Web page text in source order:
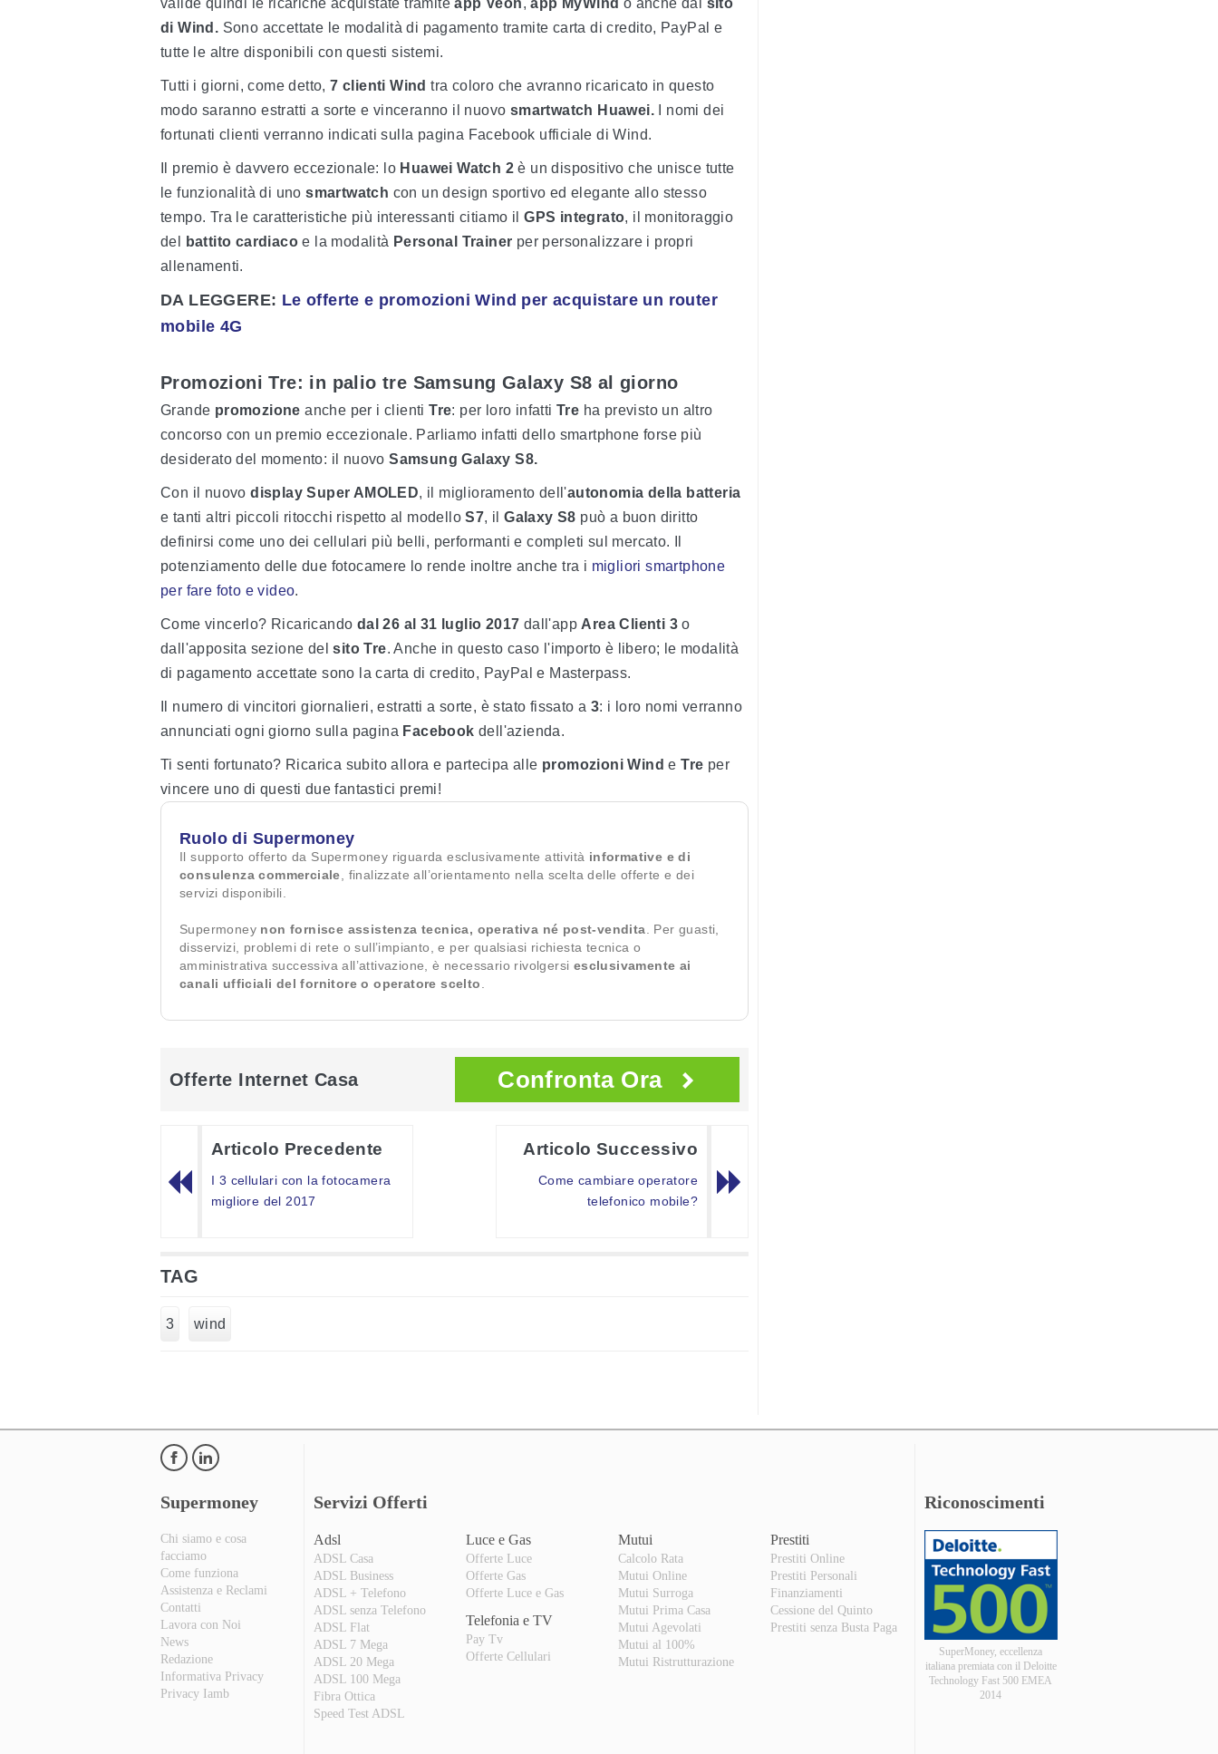
valide quindi le ricariche acquistate tramiteapp Veon,app MyWind o anche dal sito
di Wind. Sono accettate le modalità di pagamento tramite carta di credito, PayPal e
tutte le altre disponibili con questi sistemi.
Tutti i giorni, come detto,7 clienti Wind tra coloro che avranno ricaricato in questo
modo saranno estratti a sorte e vinceranno il nuovo smartwatch Huawei.
I nomi dei
fortunati clienti verranno indicati sulla pagina Facebook ufficiale di Wind.
Il premio è davvero eccezionale: lo Huawei Watch 2 è un dispositivo che unisce tutte
le funzionalità di unosmartwatch con un design sportivo ed elegante allo stesso
tempo. Tra le caratteristiche più interessanti citiamo ilGPS integrato, il monitoraggio
del
battito cardiaco e la modalità Personal Trainer per personalizzare i propri
allenamenti.
DA LEGGERE: Le offerte e promozioni Wind per acquistare un router
mobile 4G
Promozioni Tre: in palio tre Samsung Galaxy S8 al giorno
Grande promozione anche per i clientiTre: per loro infattiTre ha previsto un altro
concorso con un premio eccezionale. Parliamo infatti dello smartphone forse più
desiderato del momento: il nuovoSamsung Galaxy S8.
Con il nuovodisplay Super AMOLED, il miglioramento dell'autonomia della batteria
e tanti altri piccoli ritocchi rispetto al modelloS7, ilGalaxy S8 può a buon diritto
definirsi come uno dei cellulari più belli, performanti e completi sul mercato. Il
potenziamento delle due fotocamere lo rende inoltre anche tra i migliori smartphone
per fare foto e video.
Come vincerlo? Ricaricando dal 26 al 31 luglio 2017 dall'app Area Clienti 3 o
dall'apposita sezione delsito Tre. Anche in questo caso l'importo è libero; le modalità
di pagamento accettate sono la carta di credito, PayPal e Masterpass.
Il numero di vincitori giornalieri, estratti a sorte, è stato fissato a 3: i loro nomi verranno
annunciati ogni giorno sulla pagina Facebook dell'azienda.
Ti senti fortunato? Ricarica subito allora e partecipa alle promozioni Wind eTre per
vincere uno di questi due fantastici premi!
Ruolo di Supermoney
Il supporto offerto da Supermoney riguarda esclusivamente attività informative e di
consulenza commerciale, finalizzate all’orientamento nella scelta delle offerte e dei
servizi disponibili.
Supermoney non fornisce assistenza tecnica, operativa né post-vendita. Per guasti,
disservizi, problemi di rete o sull’impianto, e per qualsiasi richiesta tecnica o
amministrativa successiva all’attivazione, è necessario rivolgersi esclusivamente ai
canali ufficiali del fornitore o operatore scelto.
Offerte Internet Casa Confronta Ora
Articolo Precedente
I 3 cellulari con la fotocamera
migliore del 2017
Articolo Successivo
Come cambiare operatore
telefonico mobile?
TAG
3 wind
Supermoney
Chi siamo e cosa
facciamo
Come funziona
Assistenza e Reclami
Contatti
Lavora con Noi
News
Redazione
Informativa Privacy
Privacy Iamb
Servizi Offerti
Adsl
ADSL Casa
ADSL Business
ADSL + Telefono
ADSL senza Telefono
ADSL Flat
ADSL 7 Mega
ADSL 20 Mega
ADSL 100 Mega
Fibra Ottica
Speed Test ADSL
Luce e Gas
Offerte Luce
Offerte Gas
Offerte Luce e Gas
Telefonia e TV
Pay Tv
Offerte Cellulari
Mutui
Calcolo Rata
Mutui Online
Mutui Surroga
Mutui Prima Casa
Mutui Agevolati
Mutui al 100%
Mutui Ristrutturazione
Prestiti
Prestiti Online
Prestiti Personali
Finanziamenti
Cessione del Quinto
Prestiti senza Busta Paga
Riconoscimenti
SuperMoney, eccellenza
italiana premiata con il Deloitte
Technology Fast 500 EMEA
2014